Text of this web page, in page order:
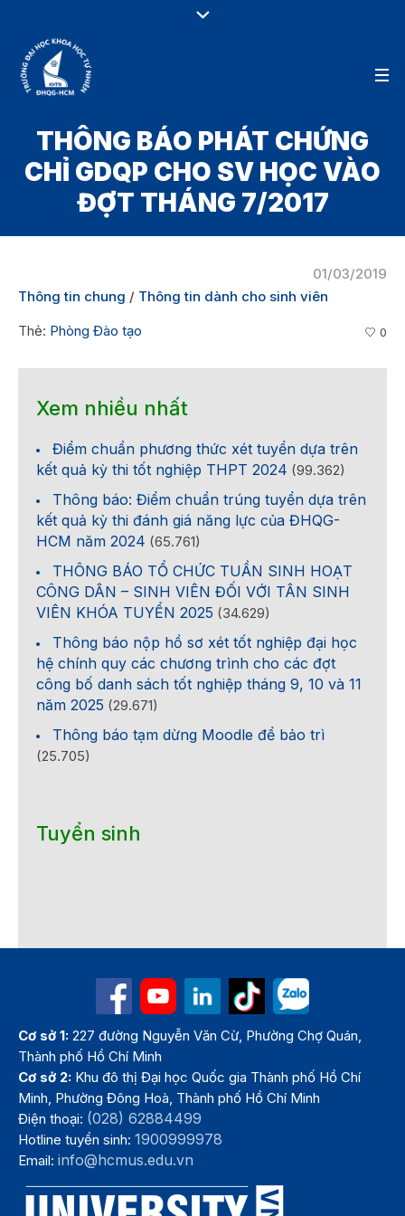
THÔNG BÁO PHÁT CHỨNG
CHỈ GDQP CHO SV HỌC VÀO
ĐỢT THÁNG 7/2017
01/03/2019
Thông tin chung / Thông tin dành cho sinh viên
Thẻ: Phòng Đào tạo 0
Xem nhiều nhất
Điểm chuẩn phương thức xét tuyển dựa trên
kết quả kỳ thi tốt nghiệp THPT 2024 (99.362)
Thông báo: Điểm chuẩn trúng tuyển dựa trên
kết quả kỳ thi đánh giá năng lực của ĐHQG-
HCM năm 2024 (65.761)
THÔNG BÁO TỔ CHỨC TUẦN SINH HOẠT
CÔNG DÂN – SINH VIÊN ĐỐI VỚI TÂN SINH
VIÊN KHÓA TUYỂN 2025 (34.629)
Thông báo nộp hồ sơ xét tốt nghiệp đại học
hệ chính quy các chương trình cho các đợt
công bố danh sách tốt nghiệp tháng 9, 10 và 11
năm 2025 (29.671)
Thông báo tạm dừng Moodle để bảo trì
(25.705)
Tuyển sinh
Cơ sở 1: 227 đường Nguyễn Văn Cừ, Phường Chợ Quán,
Thành phố Hồ Chí Minh
Cơ sở 2: Khu đô thị Đại học Quốc gia Thành phố Hồ Chí
Minh, Phường Đông Hoà, Thành phố Hồ Chí Minh
Điện thoại: (028) 62884499
Hotline tuyển sinh:1900999978
Email:info@hcmus.edu.vn